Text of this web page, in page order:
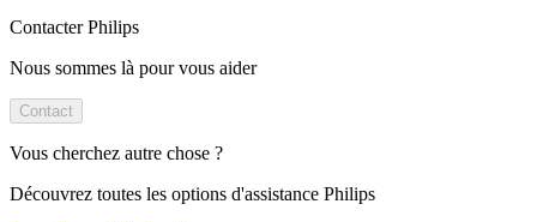
Contacter Philips
Nous sommes là pour vous aider
Contact
Vous cherchez autre chose ?
Découvrez toutes les options d'assistance Philips